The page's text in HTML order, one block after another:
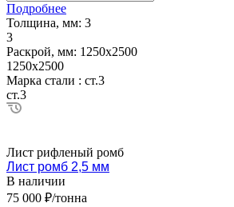
Подробнее
Толщина, мм: 3
3
Раскрой, мм: 1250х2500
1250х2500
Марка стали : ст.3
ст.3
Лист рифленый ромб
Лист ромб 2,5 мм
В наличии
75 000 ₽/тонна